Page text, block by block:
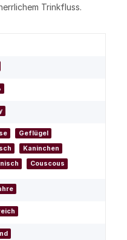
Trinkfluss.
Geflügel
Kaninchen
Couscous